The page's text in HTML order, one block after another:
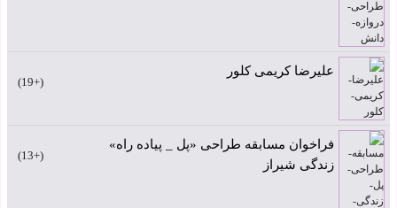
علیرضا کریمی کلور
+19
فراخوان مسابقه طراحی «پل _ پیاده راه»
زندگی شیراز
+13